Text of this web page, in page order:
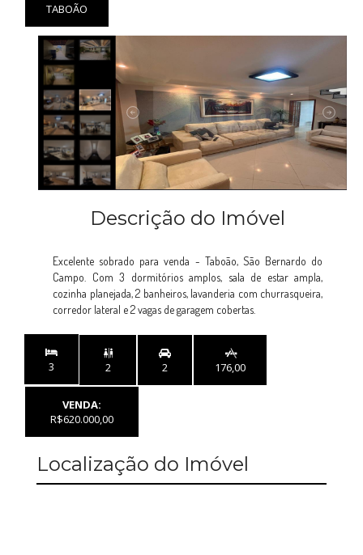
TABOÃO
Descrição do Imóvel
Excelente sobrado para venda - Taboão, São Bernardo do
Campo. Com 3 dormitórios amplos, sala de estar ampla,
cozinha planejada, 2 banheiros, lavanderia com churrasqueira,
corredor lateral e 2 vagas de garagem cobertas.
3

2 2

176,00
VENDA:
R$620.000,00
Localização do Imóvel